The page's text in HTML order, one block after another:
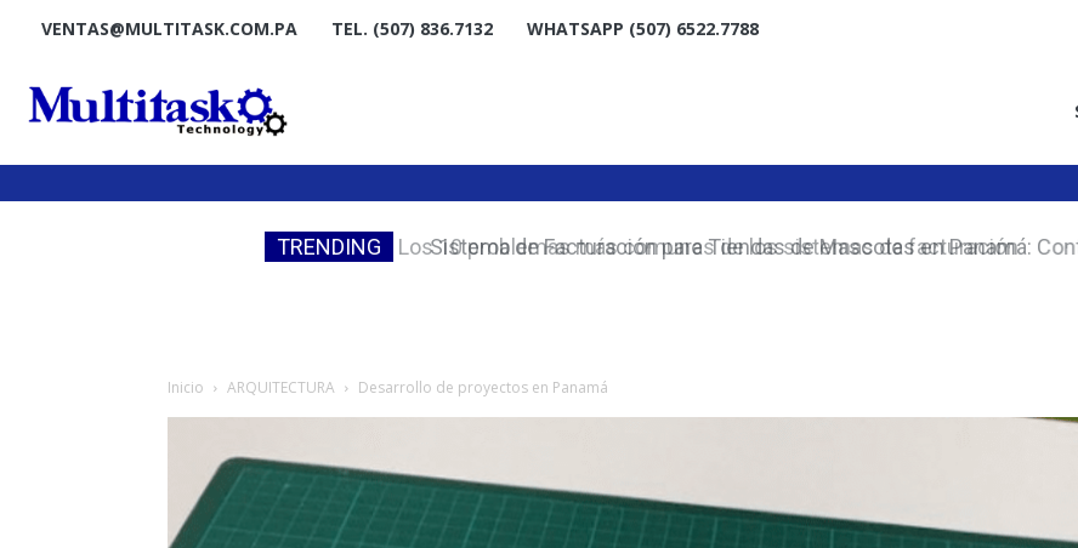
VENTAS@MULTITASK.COM.PA TEL. (507) 836.7132 WHATSAPP (507) 6522.7788
TRENDING
Sistema de Facturación para Tiendas de Mascotas en Panamá:
Inicio ARQUITECTURA Desarrollo de proyectos en Panamá